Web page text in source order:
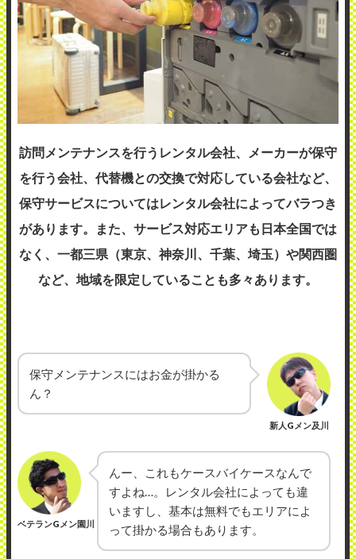
訪問メンテナンスを行うレンタル会社、メーカーが保守
を行う会社、代替機との交換で対応している会社など、
保守サービスについてはレンタル会社によってバラつき
があります。また、サービス対応エリアも日本全国では
なく、一都三県（東京、神奈川、千葉、埼玉）や関西圏
など、地域を限定していることも多々あります。
保守メンテナンスにはお金が掛かる
ん？
新人Gメン及川
ベテランGメン園川
んー、これもケースバイケースなんで
すよね…。レンタル会社によっても違
いますし、基本は無料でもエリアによ
って掛かる場合もあります。